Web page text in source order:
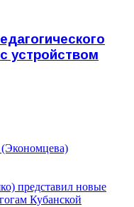
устройством
представил новые
Кубанской